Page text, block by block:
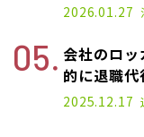
2026.01.27
会社のロ
的に退職
2025.12.17